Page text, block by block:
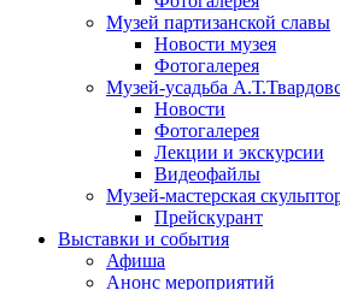
Музей партизанской славы
Новости музея
Фотогалерея
Музей-усадьба
Новости
Фотогалерея
Лекции и экскурсии
Видеофайлы
Музей-мастерская
Прейскурант
Выставки и события
Афиша
Анонс мероприятий